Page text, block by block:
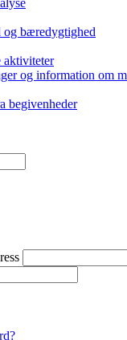
og bæredygtighed
aktiviteter
og information om
begivenheder